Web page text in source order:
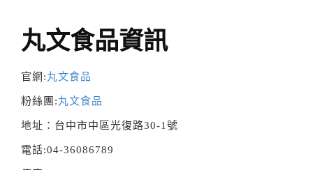
丸文食品資訊
官網:丸文食品
粉絲團:丸文食品
地址：台中市中區光復路30-1號
電話:04-36086789